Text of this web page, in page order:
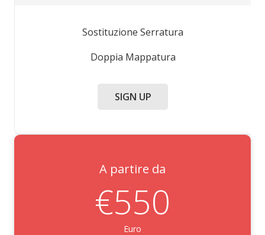
Sostituzione Serratura
Doppia Mappatura
SIGN UP
A partire da
€550
Euro